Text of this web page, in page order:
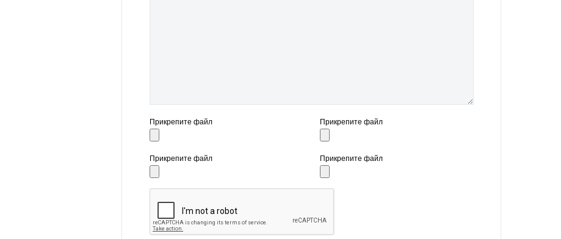
Прикрепите файл Прикрепите файл
Прикрепите файл Прикрепите файл